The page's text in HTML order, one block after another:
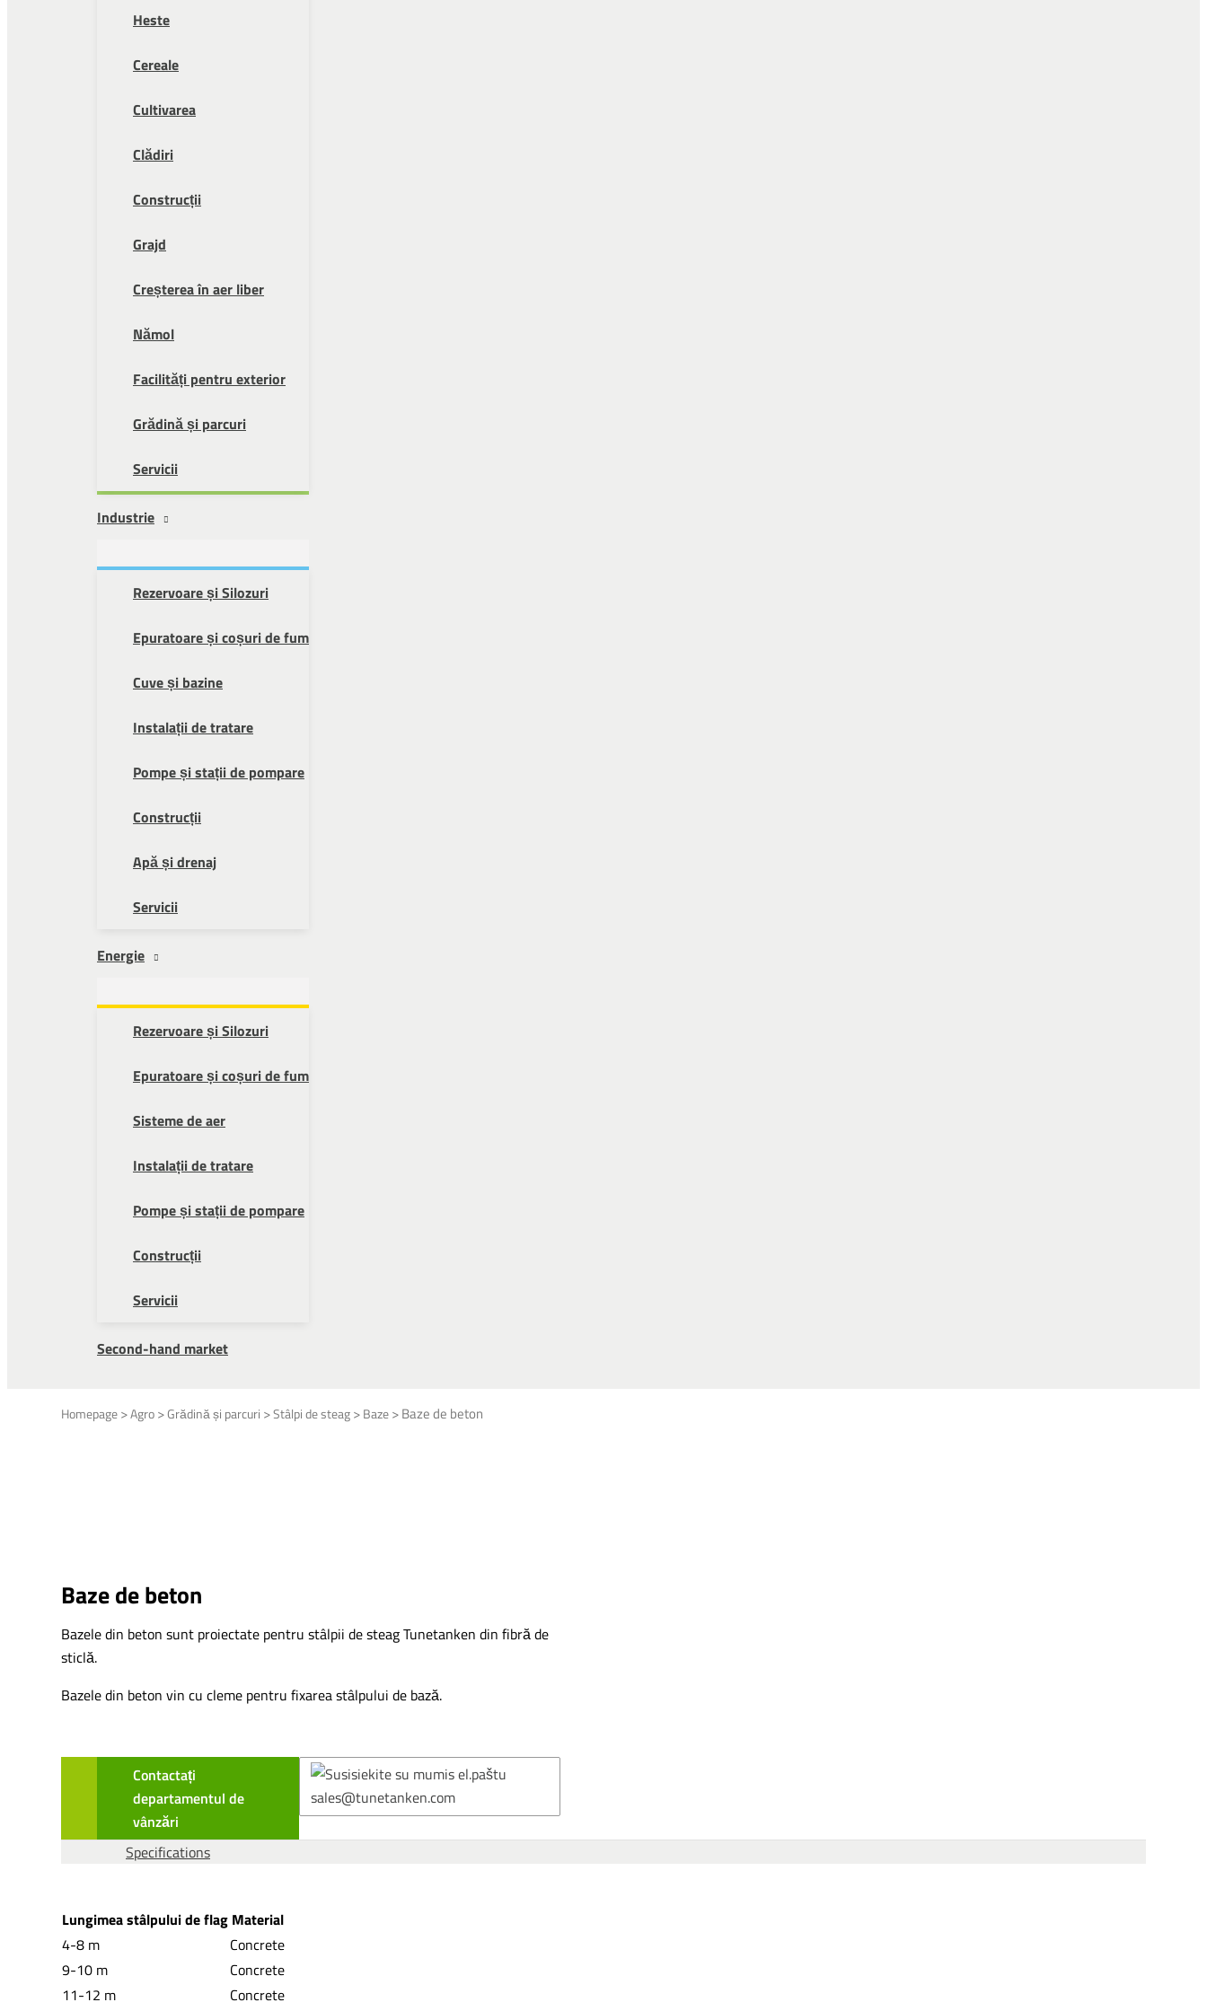
Heste
Cereale
Cultivarea
Clădiri
Construcții
Grajd
Creșterea în aer liber
Nămol
Facilități pentru exterior
Grădină și parcuri
Servicii
Industrie
Rezervoare și Silozuri
Epuratoare și coșuri de fum
Cuve și bazine
Instalații de tratare
Pompe și stații de pompare
Construcții
Apă și drenaj
Servicii
Energie
Rezervoare și Silozuri
Epuratoare și coșuri de fum
Sisteme de aer
Instalații de tratare
Pompe și stații de pompare
Construcții
Servicii
Second-hand market
Homepage >Agro >Grădină și parcuri >Stâlpi de steag > Baze >Baze de beton
Baze de beton
Bazele din beton sunt proiectate pentru stâlpii de steag Tunetanken din fibră de
sticlă.
Bazele din beton vin cu cleme pentru fixarea stâlpului de bază.
Contactați
departamentul de
vânzări
Specifications
Lungimea stâlpului de flag Material
4-8 m
Concrete
9-10 m
Concrete
11-12 m
Concrete